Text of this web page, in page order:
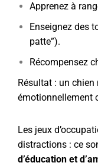
Apprenez à
Enseignez des
patte”).
Récompensez
Résultat : un
émotionnellement
Les jeux
distractions : ce
d’éducation et